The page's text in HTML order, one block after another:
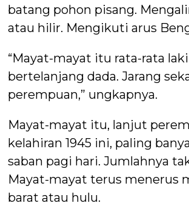
batang pohon pisang.
atau hilir. Mengikuti arus
“Mayat-mayat itu rata-rata
bertelanjang dada. Jarang
perempuan,” ungkapnya.
Mayat-mayat itu, lanjut
kelahiran 1945 ini, paling
saban pagi hari. Jumlahnya
Mayat-mayat terus menerus
barat atau hulu.